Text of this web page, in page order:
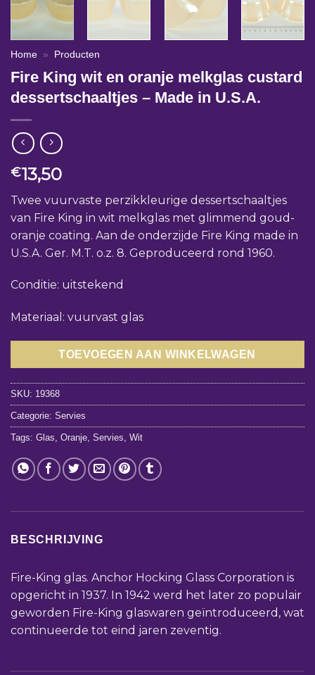
Home » Producten
Fire King wit en oranje melkglas custard
dessertschaaltjes – Made in U.S.A.
€13,50
Twee vuurvaste perzikkleurige dessertschaaltjes
van Fire King in wit melkglas met glimmend goud-
oranje coating. Aan de onderzijde Fire King made in
U.S.A. Ger. M.T. o.z. 8. Geproduceerd rond 1960.
Conditie: uitstekend
Materiaal: vuurvast glas
TOEVOEGEN AAN WINKELWAGEN
SKU: 19368
Categorie: Servies
Tags: Glas Oranje Servies Wit
BESCHRIJVING
Fire-King glas. Anchor Hocking Glass Corporation is
opgericht in 1937. In 1942 werd het later zo populair
geworden Fire-King glaswaren geïntroduceerd, wat
continueerde tot eind jaren zeventig.